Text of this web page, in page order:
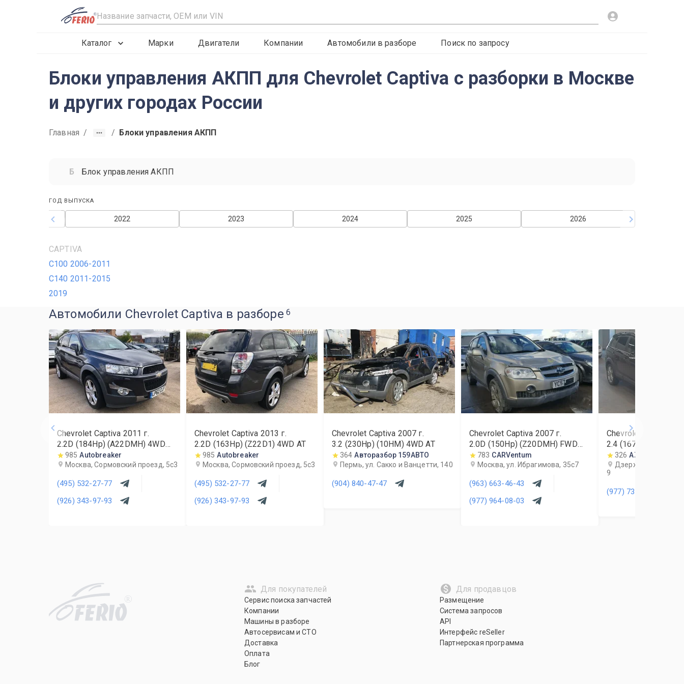
R
Каталог Марки Двигатели Компании Автомобили в разборе Поиск по запросу
Блоки управления АКПП для Chevrolet Captiva с разборки в Москве
и других городах России
Главная / / Блоки управления АКПП
Блок управления АКПП
ГОД ВЫПУСКА
2026
2025
2024
2023
2022
CAPTIVA
С100 2006-2011
С140 2011-2015
2019
Автомобили Chevrolet Captiva в разборе 6
Chevrolet Captiva 2011 г.
2.2D (184Hp) (A22DMH) 4WD
MT985 Autobreaker
Москва, Сормовский проезд, 5с3
(495) 532-27-77
(926) 343-97-93
Chevrolet Captiva 2013 г.
2.2D (163Hp) (Z22D1) 4WD AT
985 Autobreaker
Москва, Сормовский проезд, 5с3
(495) 532-27-77
(926) 343-97-93
Chevrolet Captiva 2007 г.
3.2 (230Hp) (10HM) 4WD AT
364 Авторазбор 159АВТО
Пермь, ул. Сакко и Ванцетти, 140
(904) 840-47-47
Chevrolet Captiva 2007 г.
2.0D (150Hp) (Z20DMH) FWD
MT783 CARVentum
Москва, ул. Ибрагимова, 35с7
(963) 663-46-43
(977) 964-08-03
Chevrolet Captiva
2.4 (167Hp) (A24XE)
326 AZO auto| АЗО
Дзержинский, ул.
9
(977) 731-25-99
R
Для покупателей
Сервис поиска запчастей
Компании
Машины в разборе
Автосервисам и СТО
Доставка
Оплата
Блог
Для продавцов
Размещение
Система запросов
API
Интерфейс reSeller
Партнерская программа